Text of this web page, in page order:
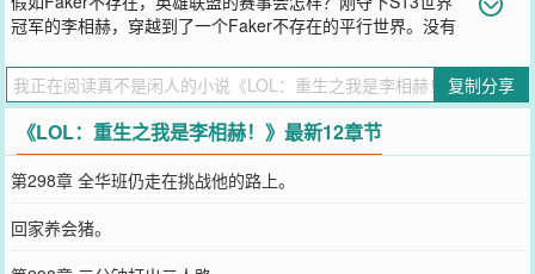
冠军的李相赫，穿越到了一个Faker不存在的平行世界。没有
三星一家独霸？没有Faker，Uzi居然成就大满贯，RNG坐实LPL第一
战队？RNG粉丝们逢人就问【你什么冠军？】当李相赫听见众人在争
论，谁是世界第一人时。他微微一笑，只觉得有趣，既然他来了，马
上这个问题就不用再争议了。有些东西，被偷走了就被偷走了，他再
去拿回来便是了。本书又名《Faker：重生的我依然无敌》，《谁才是
世界第一人？》，《你也配问谁是冠军》
您要是觉得《
您QQ群和微博微信里的朋友推荐哦！
复制分享
《LOL：重生之我是李相赫！》最新12章节
第298章 全华班仍走在挑战他的路上。
回家养会猪。